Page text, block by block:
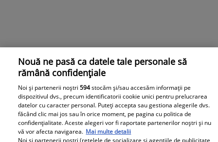
Nouă ne pasă ca datele tale personale să
rămână confidențiale
Noi și partenerii noștri594stocăm și/sau accesăm informații pe
dispozitivul dvs., precum identificatorii cookie unici pentru prelucrarea
datelor cu caracter personal. Puteți accepta sau gestiona alegerile dvs.
făcând clic mai jos sau în orice moment, pe pagina cu politica de
confidențialitate. Aceste alegeri vor fi raportate partenerilor noștri și nu
vă vor afecta navigarea. Mai multe detalii